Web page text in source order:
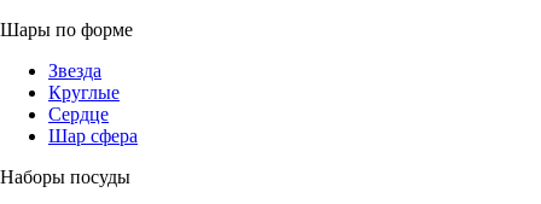
Шары по форме
Звезда
Круглые
Сердце
Шар сфера
Наборы посуды